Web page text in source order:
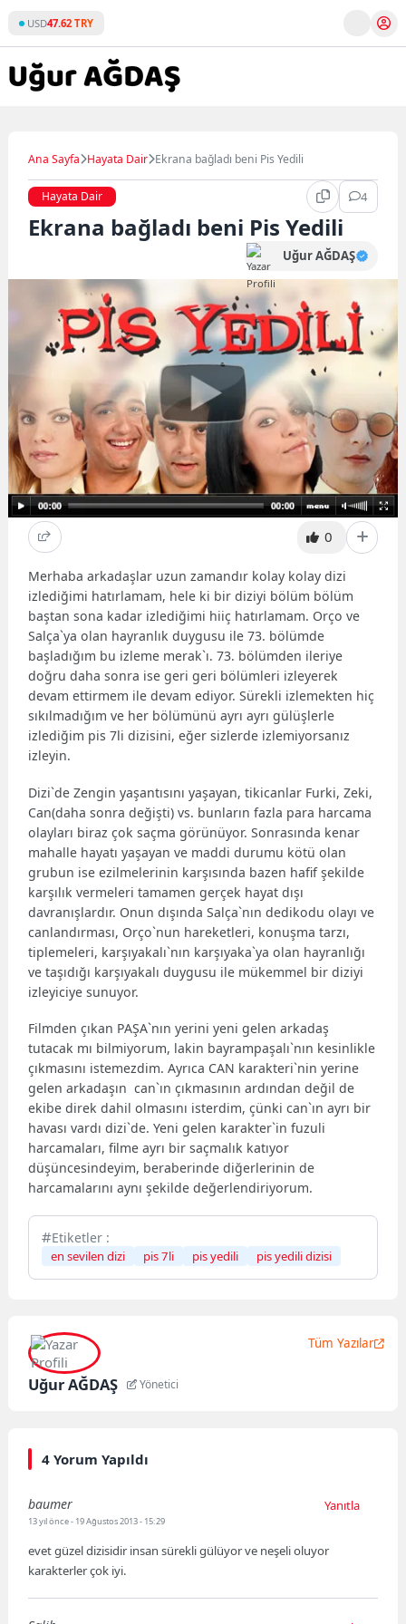
content
USD47.62 TRY
Ana Sayfa Hayata Dair Ekrana bağladı beni Pis Yedili
Hayata Dair 4
Ekrana bağladı beni Pis Yedili
Uğur AĞDAŞ
0
Merhaba arkadaşlar uzun zamandır kolay kolay dizi
izlediğimi hatırlamam, hele ki bir diziyi bölüm bölüm
baştan sona kadar izlediğimi hiiç hatırlamam. Orço ve
Salça`ya olan hayranlık duygusu ile 73. bölümde
başladığım bu izleme merak`ı. 73. bölümden ileriye
doğru daha sonra ise geri geri bölümleri izleyerek
devam ettirmem ile devam ediyor. Sürekli izlemekten hiç
sıkılmadığım ve her bölümünü ayrı ayrı gülüşlerle
izlediğim pis 7li dizisini, eğer sizlerde izlemiyorsanız
izleyin.
Dizi`de Zengin yaşantısını yaşayan, tikicanlar Furki, Zeki,
Can(daha sonra değişti) vs. bunların fazla para harcama
olayları biraz çok saçma görünüyor. Sonrasında kenar
mahalle hayatı yaşayan ve maddi durumu kötü olan
grubun ise ezilmelerinin karşısında bazen hafif şekilde
karşılık vermeleri tamamen gerçek hayat dışı
davranışlardır. Onun dışında Salça`nın dedikodu olayı ve
canlandırması, Orço`nun hareketleri, konuşma tarzı,
tiplemeleri, karşıyakalı`nın karşıyaka`ya olan hayranlığı
ve taşıdığı karşıyakalı duygusu ile mükemmel bir diziyi
izleyiciye sunuyor.
Filmden çıkan PAŞA`nın yerini yeni gelen arkadaş
tutacak mı bilmiyorum, lakin bayrampaşalı`nın kesinlikle
çıkmasını istemezdim. Ayrıca CAN karakteri`nin yerine
gelen arkadaşın can`ın çıkmasının ardından değil de
ekibe direk dahil olmasını isterdim, çünki can`ın ayrı bir
havası vardı dizi`de. Yeni gelen karakter`in fuzuli
harcamaları, filme ayrı bir saçmalık katıyor
düşüncesindeyim, beraberinde diğerlerinin de
harcamalarını aynı şekilde değerlendiriyorum.
Etiketler :
en sevilen dizi pis 7li pis yedili pis yedili dizisi
Uğur AĞDAŞ Yönetici
Tüm Yazılar
4 Yorum Yapıldı
baumer
13 yıl önce- 19 Ağustos 2013 - 15:29
evet güzel dizisidir insan sürekli gülüyor ve neşeli oluyor
karakterler çok iyi.
Yanıtla